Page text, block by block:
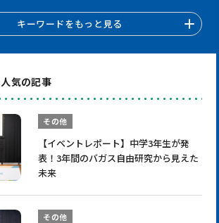
キーワードをもっと見る
人気の記事
その他
【イベントレポート】中学3年生が発
表！3年間のバガス自由研究から見えた
未来
その他